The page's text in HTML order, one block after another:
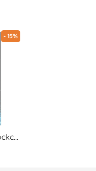
- 15%
The Truth Machine Blockchain Và Tương Lai Của Tiền Tệ